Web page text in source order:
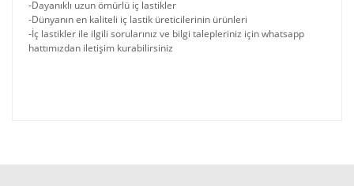
-Dayanıklı uzun ömürlü iç lastikler
-Dünyanın en kaliteli iç lastik üreticilerinin ürünleri
-İç lastikler ile ilgili sorularınız ve bilgi talepleriniz için whatsapp
hattımızdan iletişim kurabilirsiniz